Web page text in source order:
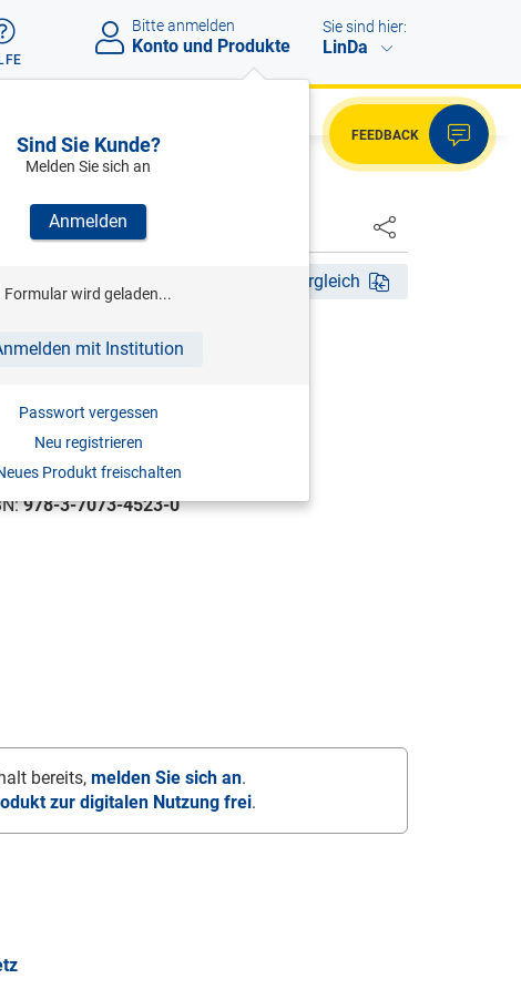
Bitte anmelden
Konto und Produkte
Sind Sie Kunde?
Melden Sie sich an
Anmelden
Formular wird geladen...
mit Institution
Passwort vergessen
Neu registrieren
Produkt freischalten
Sie sind hier:
LinDa
FEEDBACK
NÄCHSTER
Fassungsvergleich
(HRSG)
2023
978-3-7073-4523-0
bereits, melden Sie sich an.
zur digitalen Nutzung frei.